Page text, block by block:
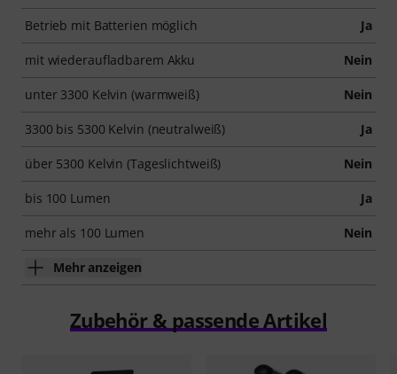
Betrieb mit Batterien möglich Ja
mit wiederaufladbarem Akku Nein
unter 3300 Kelvin (warmweiß) Nein
3300 bis 5300 Kelvin (neutralweiß) Ja
über 5300 Kelvin (Tageslichtweiß) Nein
bis 100 Lumen Ja
mehr als 100 Lumen Nein
Mehr anzeigen
Zubehör & passende Artikel